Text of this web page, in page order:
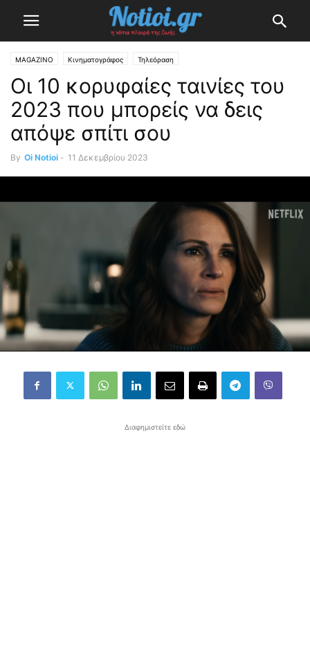
MAGAZINO Κινηματογράφος Τηλεόραση
Οι 10 κορυφαίες ταινίες του
2023 που μπορείς να δεις
απόψε σπίτι σου
By Oi Notioi - 11 Δεκεμβρίου 2023
Διαφημιστείτε εδώ